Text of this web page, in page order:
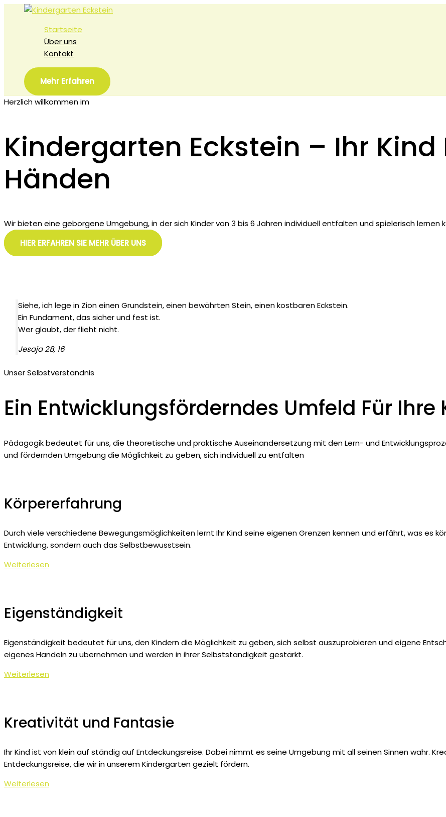
Startseite
Über uns
Kontakt
Mehr Erfahren
Herzlich willkommen im
Kindergarten Eckstein – Ihr Kind
Händen
Wir bieten eine geborgene Umgebung, in der sich Kinder von 3 bis 6 Jahren individuell entfalten und spielerisch lernen
HIER ERFAHREN SIE MEHR ÜBER UNS
Siehe, ich lege in Zion einen Grundstein, einen bewährten Stein, einen kostbaren Eckstein.
Ein Fundament, das sicher und fest ist.
Wer glaubt, der flieht nicht.
Jesaja 28, 16
Unser Selbstverständnis
Ein Entwicklungsförderndes Umfeld Für Ihre
Pädagogik bedeutet für uns, die theoretische und praktische Auseinandersetzung mit den Lern- und
und fördernden Umgebung die Möglichkeit zu geben, sich individuell zu entfalten
Körpererfahrung
Durch viele verschiedene Bewegungsmöglichkeiten lernt Ihr Kind seine eigenen Grenzen kennen und erfährt, was es
Entwicklung, sondern auch das Selbstbewusstsein.
Weiterlesen
Eigenständigkeit
Eigenständigkeit bedeutet für uns, den Kindern die Möglichkeit zu geben, sich selbst auszuprobieren und eigene
eigenes Handeln zu übernehmen und werden in ihrer Selbstständigkeit gestärkt.
Weiterlesen
Kreativität und Fantasie
Ihr Kind ist von klein auf ständig auf Entdeckungsreise. Dabei nimmt es seine Umgebung mit all seinen Sinnen wahr.
Entdeckungsreise, die wir in unserem Kindergarten gezielt fördern.
Weiterlesen